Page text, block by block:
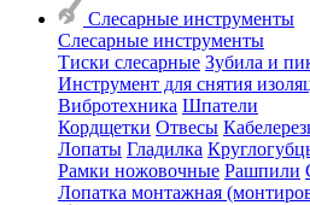
Слесарные инструменты
Слесарные инструменты
Тиски слесарные Зубила и
Инструмент для снятия
Вибротехника Шпатели
Кордщетки Отвесы
Лопаты Гладилка
Рамки ножовочные Рашпили
Лопатка монтажная